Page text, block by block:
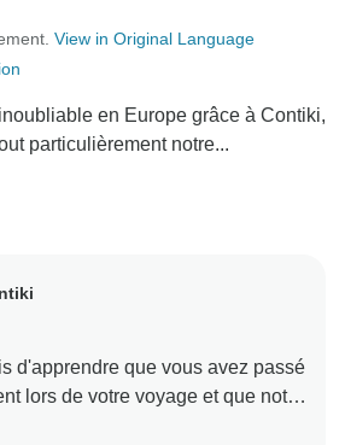
View in Original Language
en Europe grâce à Contiki,
particulièrement notre...
d'apprendre que vous avez passé
lors de votre voyage et que notre
l'a rendu encore meilleur pour